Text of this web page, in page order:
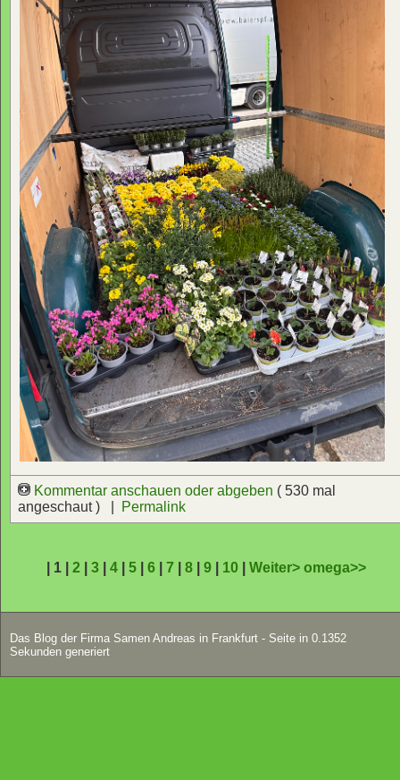
Kommentar anschauen oder abgeben ( 530 mal
angeschaut ) |
Permalink
| 1 | 2| 3| 4| 5| 6| 7 8| 9| 10| Weiter> omega>>
Das Blog der Firma Samen Andreas in Frankfurt - Seite in 0.1352
Sekunden generiert